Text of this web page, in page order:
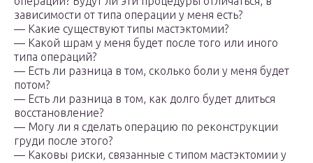
зависимости от типа операции у меня есть?
— Какие существуют типы мастэктомии?
— Какой шрам у меня будет после того или иного
типа операций?
— Есть ли разница в том, сколько боли у меня будет
потом?
— Есть ли разница в том, как долго будет длиться
восстановление?
— Могу ли я сделать операцию по реконструкции
груди после этого?
— Каковы риски, связанные с типом мастэктомии у